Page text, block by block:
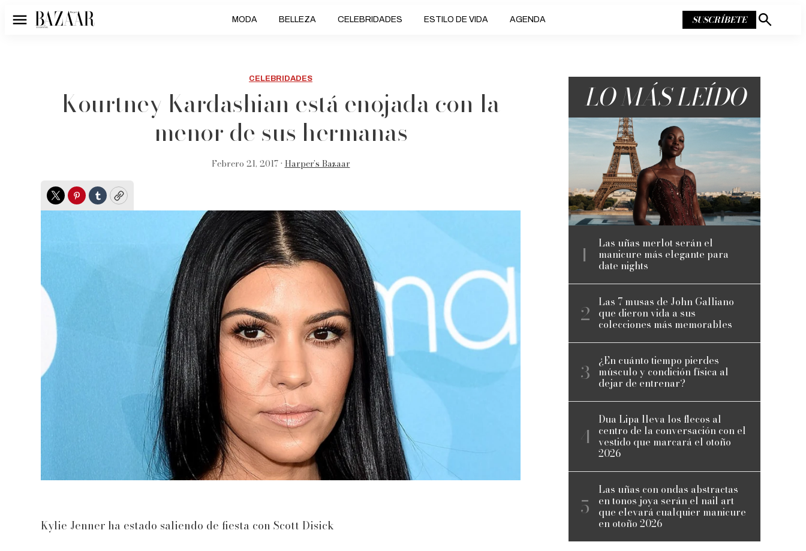
Menú MODA BELLEZA CELEBRIDADES ESTILO DE VIDA AGENDA SUSCRÍBETE
Mostrar
CELEBRIDADES
Kourtney Kardashian está enojada con la
menor de sus hermanas
Febrero 21, 2017 • Harper’s Bazaar
TwitterPinterest
TumblrCopy
Kylie Jenner ha estado saliendo de fiesta con Scott Disick
LO MÁS LEÍDO
Las uñas merlot serán el
manicure más elegante para
date nights
Las 7 musas de John Galliano
que dieron vida a sus
colecciones más memorables
¿En cuánto tiempo pierdes
músculo y condición física al
dejar de entrenar?
Dua Lipa lleva los flecos al
centro de la conversación con el
vestido que marcará el otoño
2026
Las uñas con ondas abstractas
en tonos joya serán el nail art
que elevará cualquier manicure
en otoño 2026